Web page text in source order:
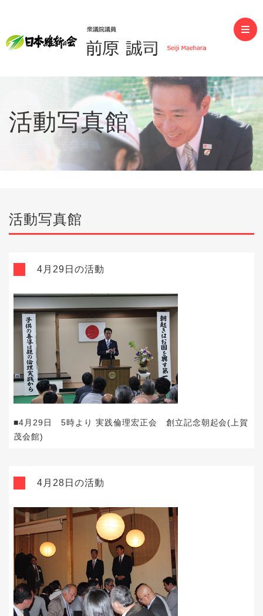
前原誠司（衆議院議員）
活動写真館
活動写真館
4月29日の活動
■4月29日 5時より 実践倫理宏正会 創立記念朝起会(上賀
茂会館)
4月28日の活動